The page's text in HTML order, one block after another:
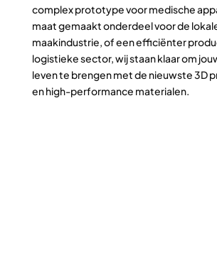
complex prototype voor medische
maat gemaakt onderdeel voor de
maakindustrie, of een efficiënter
logistieke sector, wij staan klaar om
leven te brengen met de nieuwste 3D
en high-performance materialen.